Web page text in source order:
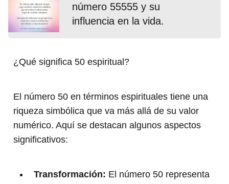
número 55555 y su
influencia en la vida.
¿Qué significa 50 espiritual?
El número 50 en términos espirituales tiene una
riqueza simbólica que va más allá de su valor
numérico. Aquí se destacan algunos aspectos
significativos:
Transformación: El número 50 representa